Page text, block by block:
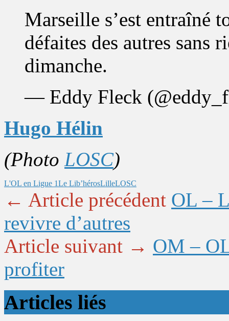
Marseille s’est entraîné
défaites des autres sans
dimanche.
— Eddy Fleck
Hugo Hélin
(Photo LOSC)
L'OL en Ligue 1Le Lib’hérosLilleLOSC
← Article précédent OL –
revivre d’autres
Article suivant → OM –
profiter
Articles liés